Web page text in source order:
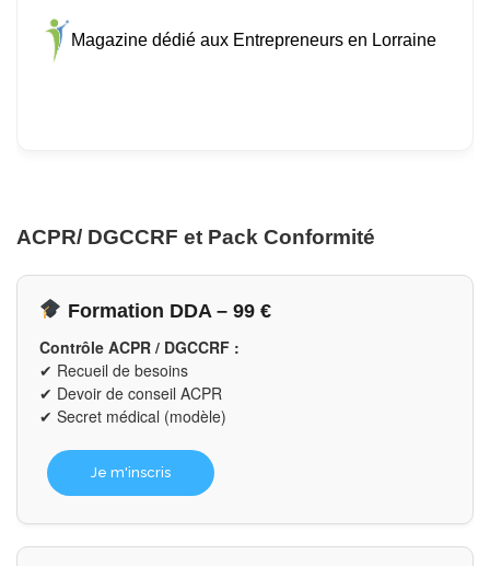
Magazine dédié aux Entrepreneurs en Lorraine
ACPR/ DGCCRF et Pack Conformité
Formation DDA – 99 €
Contrôle ACPR / DGCCRF :
✔ Recueil de besoins
✔ Devoir de conseil ACPR
✔ Secret médical (modèle)
Je m'inscris